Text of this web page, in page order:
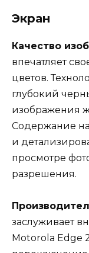
Экран
Качество
впечатляет
цветов.
глубокий
изображения
Содержание на
и
просмотре
разрешения.
заслуживает
Motorola Edge